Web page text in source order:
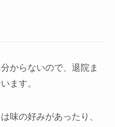
からないので、退院ま
ます。
味の好みがあったり、